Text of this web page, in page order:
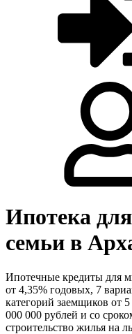
Ипотека
семьи в
Ипотечные кредиты для
от 4,35% годовых, 7
категорий заемщиков от
000 000 рублей и со
строительство жилья на